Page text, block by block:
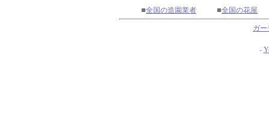
■全国の造園業者 ■全国の花屋
ガ
-